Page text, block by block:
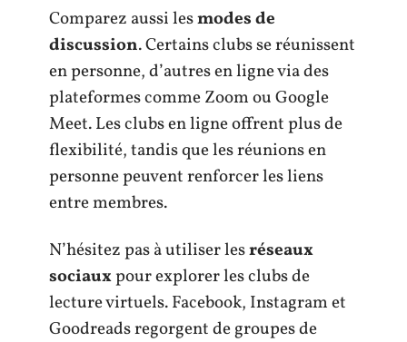
Comparez aussi lesmodes de
discussion. Certains clubs se réunissent
en personne, d’autres en ligne via des
plateformes comme Zoom ou Google
Meet. Les clubs en ligne offrent plus de
flexibilité, tandis que les réunions en
personne peuvent renforcer les liens
entre membres.
N’hésitez pas à utiliser lesréseaux
sociauxpour explorer les clubs de
lecture virtuels. Facebook, Instagram et
Goodreads regorgent de groupes de